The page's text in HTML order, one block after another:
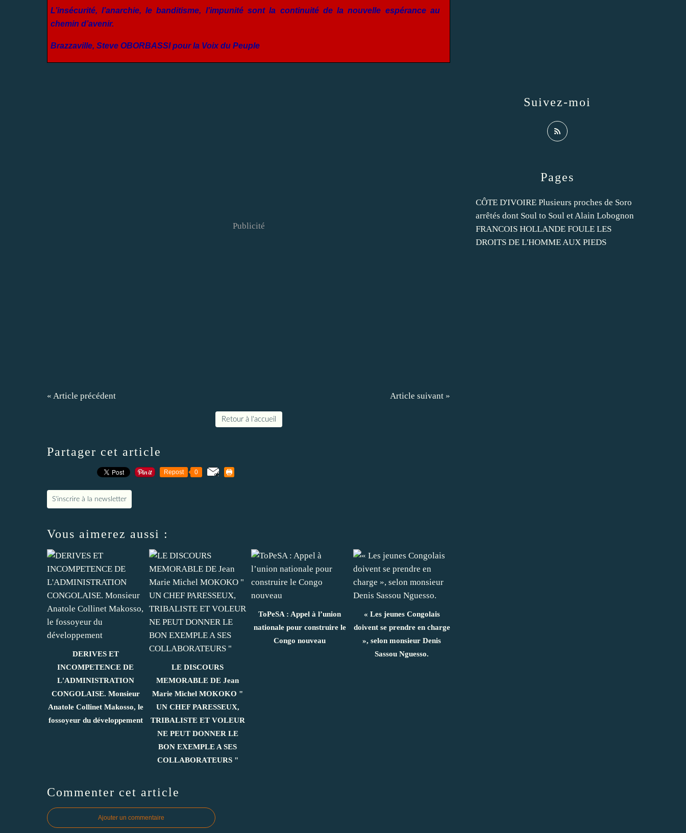
L’insécurité, l’anarchie, le banditisme, l’impunité sont la continuité de la nouvelle espérance au
chemin d’avenir.
Brazzaville, Steve OBORBASSI pour la Voix du Peuple
Publicité
« Article précédent Article suivant »
Retour à l'accueil
Partager cet article
Repost 0
S'inscrire à la newsletter
Vous aimerez aussi :
DERIVES ET
INCOMPETENCE DE
L'ADMINISTRATION
CONGOLAISE. Monsieur
Anatole Collinet Makosso, le
fossoyeur du développement
LE DISCOURS
MEMORABLE DE Jean
Marie Michel MOKOKO "
UN CHEF PARESSEUX,
TRIBALISTE ET VOLEUR
NE PEUT DONNER LE
BON EXEMPLE A SES
COLLABORATEURS "
ToPeSA : Appel à l’union
nationale pour construire le
Congo nouveau
« Les jeunes Congolais
doivent se prendre en charge
», selon monsieur Denis
Sassou Nguesso.
Commenter cet article
Ajouter un commentaire
Pages
CÔTE D'IVOIRE Plusieurs proches de Soro
arrêtés dont Soul to Soul et Alain Lobognon
FRANCOIS HOLLANDE FOULE LES
DROITS DE L'HOMME AUX PIEDS
Suivez-moi